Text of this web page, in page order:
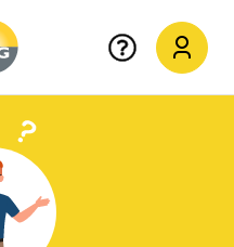
Quitter
X